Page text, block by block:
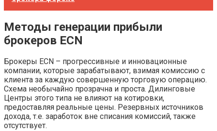
Методы генерации прибыли
брокеров ECN
Брокеры ECN – прогрессивные и инновационные
компании, которые зарабатывают, взимая комиссию с
клиента за каждую совершенную торговую операцию.
Схема необычайно прозрачна и проста. Дилинговые
Центры этого типа не влияют на котировки,
предоставляя реальные цены. Резервных источников
дохода, т.е. заработок вне списания комиссий, также
отсутствует.